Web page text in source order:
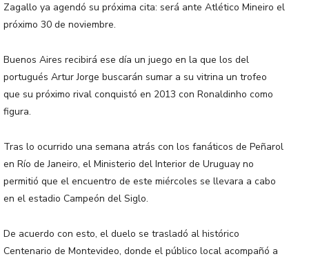
Zagallo ya agendó su próxima cita: será ante Atlético Mineiro el
próximo 30 de noviembre.
Buenos Aires recibirá ese día un juego en la que los del
portugués Artur Jorge buscarán sumar a su vitrina un trofeo
que su próximo rival conquistó en 2013 con Ronaldinho como
figura.
Tras lo ocurrido una semana atrás con los fanáticos de Peñarol
en Río de Janeiro, el Ministerio del Interior de Uruguay no
permitió que el encuentro de este miércoles se llevara a cabo
en el estadio Campeón del Siglo.
De acuerdo con esto, el duelo se trasladó al histórico
Centenario de Montevideo, donde el público local acompañó a